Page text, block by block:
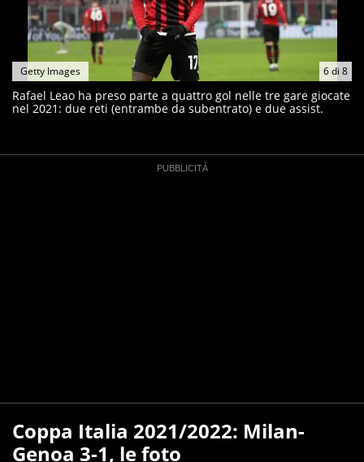
6di 8
Getty Images
Rafael Leao ha preso parte a quattro gol nelle tre gare giocate
nel 2021: due reti (entrambe da subentrato) e due assist.
Coppa Italia 2021/2022: Milan-
Genoa 3-1, le foto